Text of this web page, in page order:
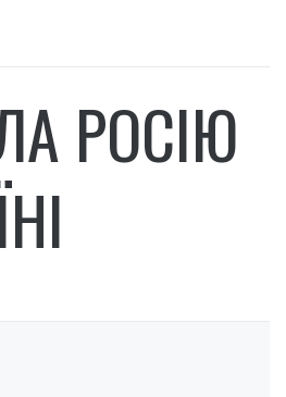
РОСІЮ